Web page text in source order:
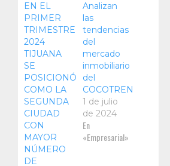
EN EL
PRIMER
TRIMESTRE
2024
TIJUANA
SE
POSICIONÓ
COMO LA
SEGUNDA
CIUDAD
CON
MAYOR
NÚMERO
DE
Analizan
las
tendencias
del
mercado
inmobiliario
del
COCOTREN
1 de julio
de 2024
En
«Empresarial»